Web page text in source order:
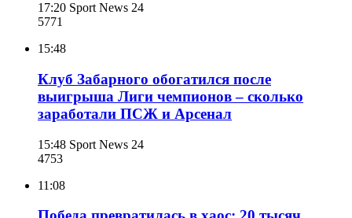
17:20 Sport News 24
5771
15:48
Клуб Забарного обогатился после
выигрыша Лиги чемпионов – сколько
заработали ПСЖ и Арсенал
15:48 Sport News 24
4753
11:08